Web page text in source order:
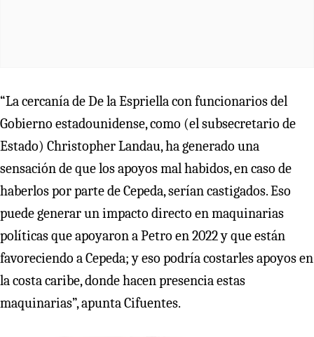
“La cercanía de De la Espriella con funcionarios del
Gobierno estadounidense, como (el subsecretario de
Estado) Christopher Landau, ha generado una
sensación de que los apoyos mal habidos, en caso de
haberlos por parte de Cepeda, serían castigados. Eso
puede generar un impacto directo en maquinarias
políticas que apoyaron a Petro en 2022 y que están
favoreciendo a Cepeda; y eso podría costarles apoyos en
la costa caribe, donde hacen presencia estas
maquinarias”, apunta Cifuentes.